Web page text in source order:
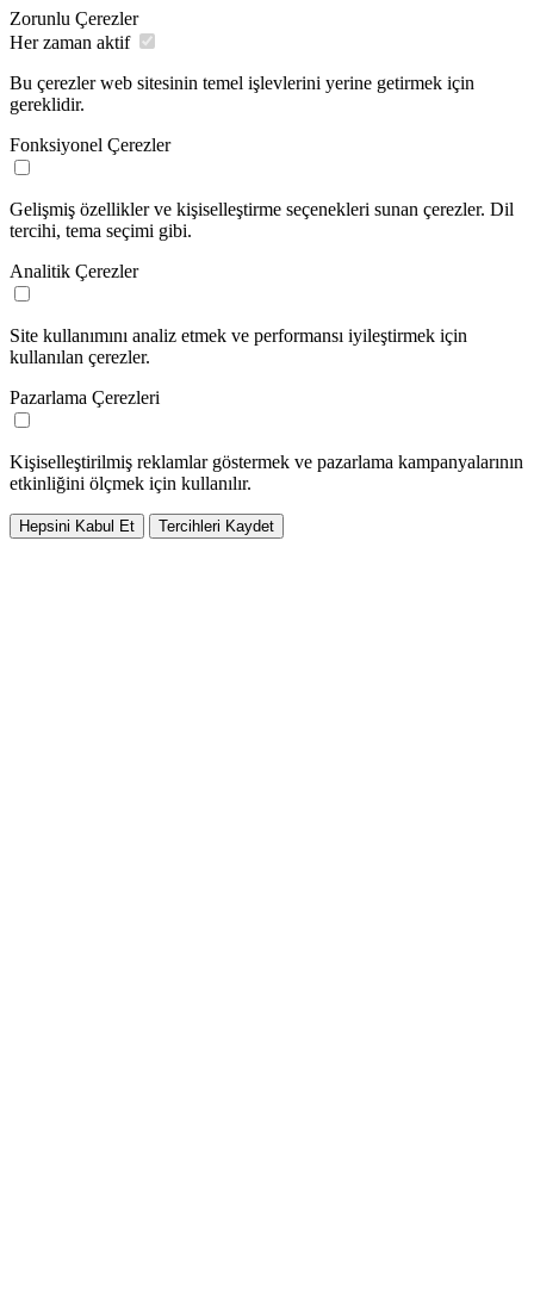
Zorunlu Çerezler
Her zaman aktif
Bu çerezler web sitesinin temel işlevlerini yerine getirmek için
gereklidir.
Fonksiyonel Çerezler
Gelişmiş özellikler ve kişiselleştirme seçenekleri sunan çerezler. Dil
tercihi, tema seçimi gibi.
Analitik Çerezler
Site kullanımını analiz etmek ve performansı iyileştirmek için
kullanılan çerezler.
Pazarlama Çerezleri
Kişiselleştirilmiş reklamlar göstermek ve pazarlama kampanyalarının
etkinliğini ölçmek için kullanılır.
Hepsini Kabul Et Tercihleri Kaydet